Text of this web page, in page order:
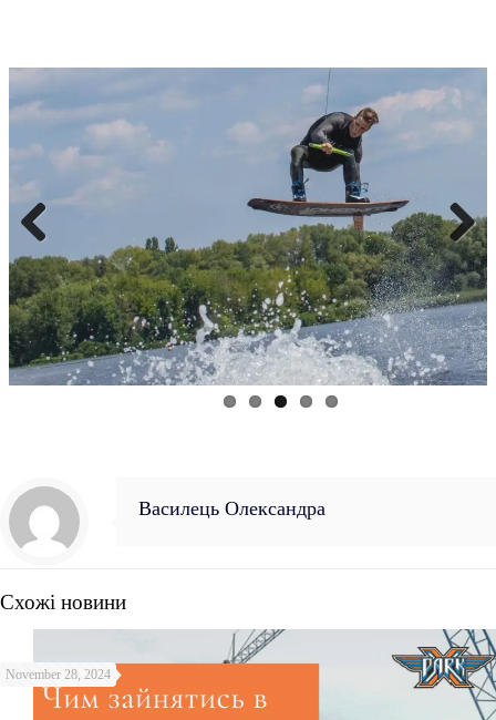
Previous Next
Василець Олександра
Схожі новини
November 28, 2024